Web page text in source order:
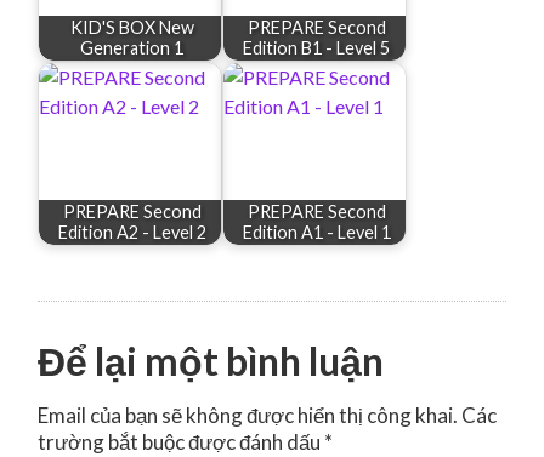
KID'S BOX New
Generation 1
PREPARE Second
Edition B1 - Level 5
PREPARE Second
Edition A2 - Level 2
PREPARE Second
Edition A1 - Level 1
Để lại một bình luận
Email của bạn sẽ không được hiển thị công khai. Các
trường bắt buộc được đánh dấu *